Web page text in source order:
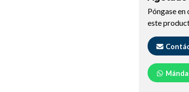
Póngase
este